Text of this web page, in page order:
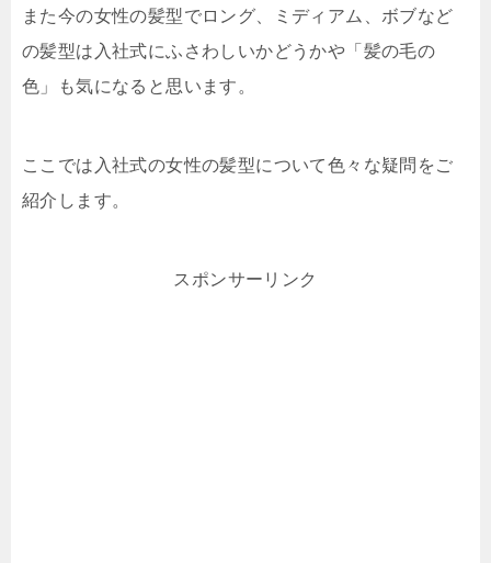
また今の女性の髪型でロング、ミディアム、ボブなど
の髪型は入社式にふさわしいかどうかや「髪の毛の
色」も気になると思います。
ここでは入社式の女性の髪型について色々な疑問をご
紹介します。
スポンサーリンク